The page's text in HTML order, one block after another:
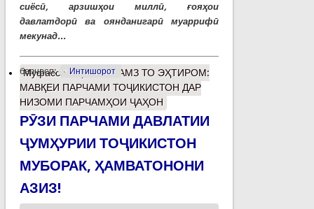
сиёсӣ, арзишҳои миллӣ, ғояҳои
давлатдорӣ ва оянданигарӣ муаррифӣ
мекунад...
барчасп: Интишорот
Муфассалтаро АЗ РАМЗ ТО ЭҲТИРОМ:
МАВҚЕИ ПАРЧАМИ ТОҶИКИСТОН ДАР
НИЗОМИ ПАРЧАМҲОИ ҶАҲОН
РӮЗИ ПАРЧАМИ ДАВЛАТИИ
ҶУМҲУРИИ ТОҶИКИСТОН
МУБОРАК, ҲАМВАТОНОНИ
АЗИЗ!